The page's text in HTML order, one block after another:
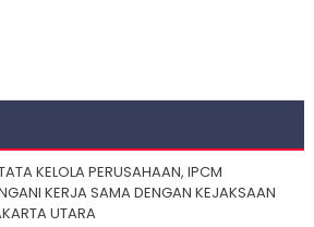
KELOLA PERUSAHAAN, IPCM
KERJA SAMA DENGAN KEJAKSAAN
UTARA